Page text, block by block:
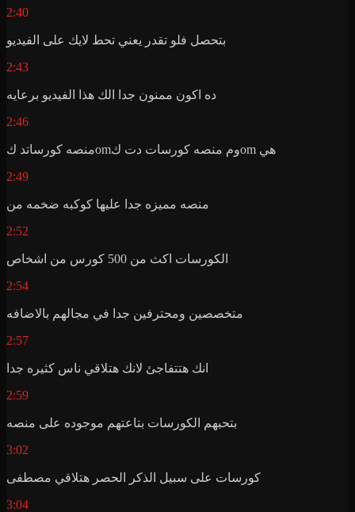
2:40
بتحصل فلو تقدر يعني تحط لايك على الفيديو
2:43
ده اكون ممنون جدا الك هذا الفيديو برعايه
2:46
منصه كورساتد كomوم منصه كورسات دت كom هي
2:49
منصه مميزه جدا عليها كوكبه ضخمه من
2:52
الكورسات اكث من 500 كورس من اشخاص
2:54
متخصصين ومحترفين جدا في مجالهم بالاضافه
2:57
انك هتتفاجئ لانك هتلاقي ناس كثيره جدا
2:59
بتحبهم الكورسات بتاعتهم موجوده على منصه
3:02
كورسات على سبيل الذكر الحصر هتلاقي مصطفى
3:04